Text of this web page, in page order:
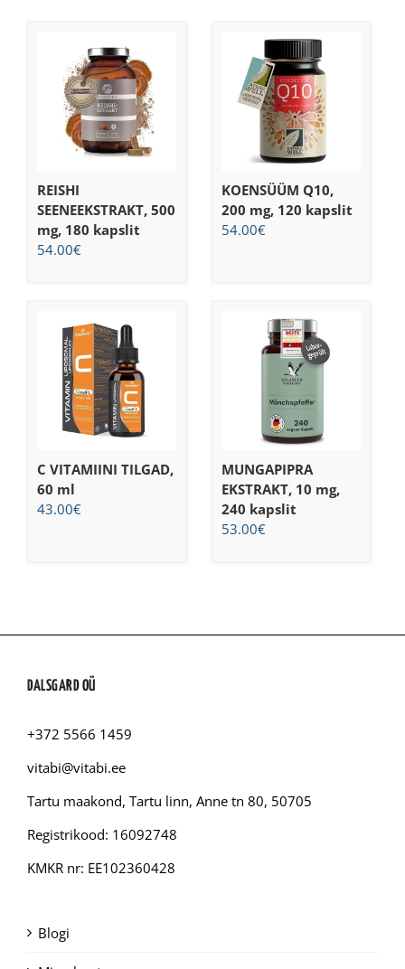
REISHI
SEENEEKSTRAKT, 500
mg, 180 kapslit
54.00€
KOENSÜÜM Q10,
200 mg, 120 kapslit
54.00€
C VITAMIINI TILGAD,
60 ml
43.00€
MUNGAPIPRA
EKSTRAKT, 10 mg,
240 kapslit
53.00€
DALSGARD OÜ
+372 5566 1459
vitabi@vitabi.ee
Tartu maakond, Tartu linn, Anne tn 80, 50705
Registrikood: 16092748
KMKR nr: EE102360428
Blogi